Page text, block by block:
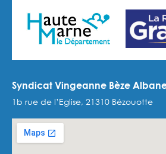
Syndicat Vingeanne Bèze Albane
1b rue de l’Eglise, 21310 Bézouotte